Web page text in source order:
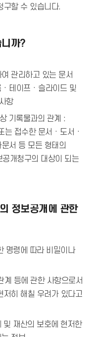
구할 수 있습니다.
까?
관리하고 있는 문서
· 테이프 · 슬라이드 및
항
기록물과의 관계 :
는 접수한 문서 · 도서 ·
서 등 모든 형태의
개청구의 대상이 되는
정보공개에 관한
명령에 따라 비밀이나
계 등에 관한 사항으로서
저히 해칠 우려가 있다고
및 재산의 보호에 현저한